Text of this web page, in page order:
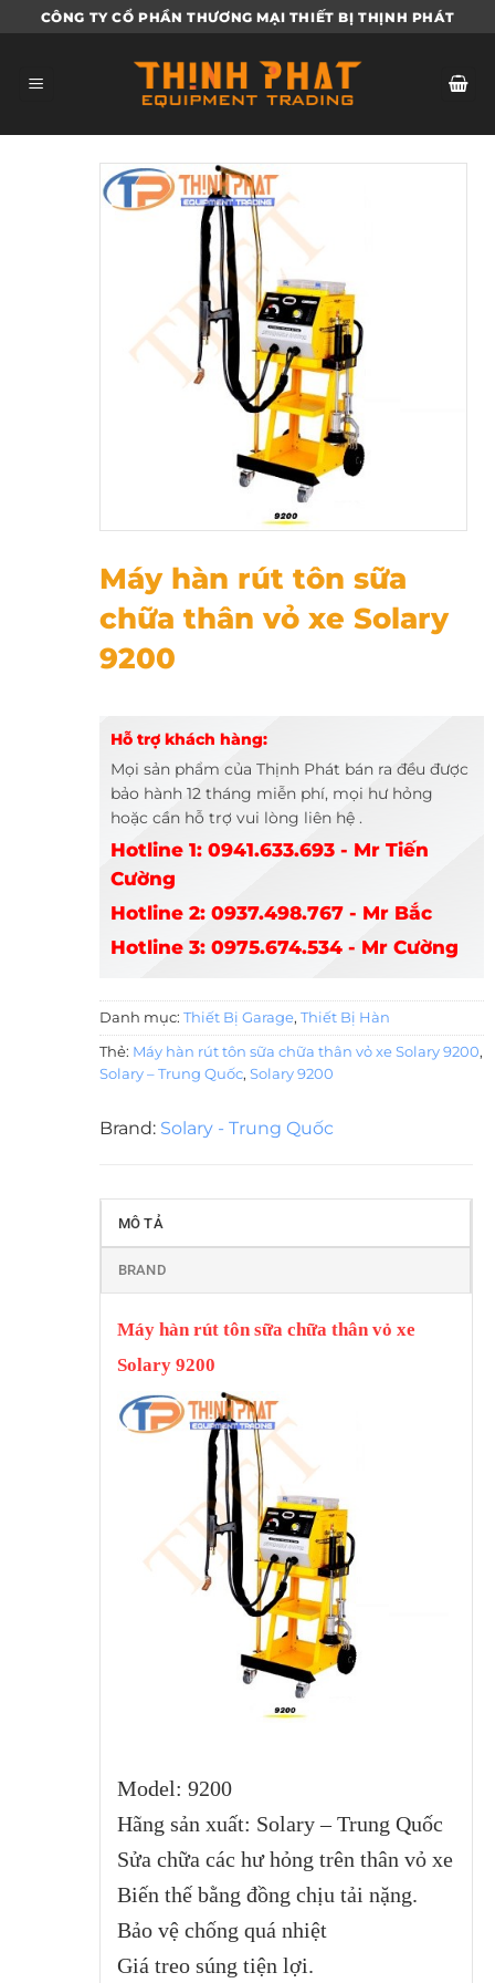
qua
dung
CÔNG TY CỔ PHẦN THƯƠNG MẠI THIẾT BỊ THỊNH PHÁT
Máy hàn rút tôn sữa
chữa thân vỏ xe Solary
9200
Hỗ trợ khách hàng:
Mọi sản phẩm của Thịnh Phát bán ra đều được
bảo hành 12 tháng miễn phí, mọi hư hỏng
hoặc cần hỗ trợ vui lòng liên hệ .
Hotline 1: 0941.633.693 - Mr Tiến
Cường
Hotline 2: 0937.498.767 - Mr Bắc
Hotline 3: 0975.674.534 - Mr Cường
Danh mục: Thiết Bị Garage, Thiết Bị Hàn
Thẻ: Máy hàn rút tôn sữa chữa thân vỏ xe Solary 9200,
Solary – Trung Quốc, Solary 9200
Brand: Solary - Trung Quốc
MÔ TẢ
BRAND
Máy hàn rút tôn sữa chữa thân vỏ xe
Solary 9200
Model: 9200
Hãng sản xuất: Solary – Trung Quốc
Sửa chữa các hư hỏng trên thân vỏ xe
Biến thế bằng đồng chịu tải nặng.
Bảo vệ chống quá nhiệt
Giá treo súng tiện lợi.